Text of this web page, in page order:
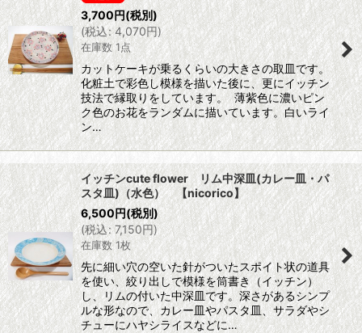
3,700円(税別)
(税込: 4,070円)
在庫数 1点
カットケーキが乗るくらいの大きさの取皿です。
化粧土で彩色し模様を描いた後に、更にイッチン
技法で縁取りをしています。 薄紫色に濃いピン
ク色のお花をランダムに描いています。白いライ
ン…
イッチンcute flower リム中深皿(カレー皿・パ
スタ皿)（水色） 【nicorico】
6,500円(税別)
(税込: 7,150円)
在庫数 1枚
先に細い穴の空いた針がついたスポイト状の道具
を使い、絞り出しで模様を筒書き（イッチン）
し、リムの付いた中深皿です。深さがあるシンプ
ルな形なので、カレー皿やパスタ皿、サラダやシ
チューにハヤシライスなどに…